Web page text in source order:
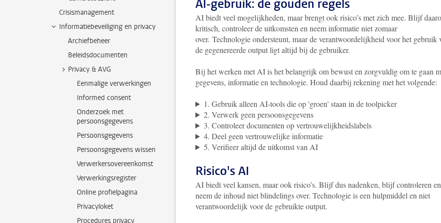
Crisismanagement
Informatiebeveiliging en privacy
Archiefbeheer
Beleidsdocumenten
Privacy & AVG
Eenmalige verwerkingen
Informed consent
Onderzoek met
persoonsgegevens
Persoonsgegevens
Persoonsgegevens wissen
Verwerkersovereenkomst
Verwerkingsregister
Online profielpagina
Privacyloket
Procedures privacy
AI-gebruik: de gouden regels
AI biedt veel mogelijkheden, maar brengt ook risico’s met zich mee. Blijf
kritisch, controleer de uitkomsten en neem informatie niet zomaar
over. Technologie ondersteunt, maar de verantwoordelijkheid voor het gebruik
de gegenereerde output ligt altijd bij de gebruiker.
Bij het werken met AI is het belangrijk om bewust en zorgvuldig om te gaan
gegevens, informatie en technologie. Houd daarbij rekening met het volgende:
1. Gebruik alleen AI-tools die op 'groen' staan in de toolpicker
2. Verwerk geen persoonsgegevens
3. Controleer documenten op vertrouwelijkheidslabels
4. Deel geen vertrouwelijke informatie
5. Verifieer altijd de uitkomst van AI
Risico's AI
AI biedt veel kansen, maar ook risico’s. Blijf dus nadenken, blijf controleren en
neem de inhoud niet blindelings over. Technologie is een hulpmiddel en niet
verantwoordelijk voor de gebruikte output.